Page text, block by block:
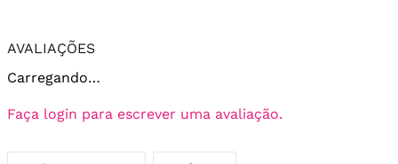
AVALIAÇÕES
Carregando…
Faça login para escrever uma avaliação.